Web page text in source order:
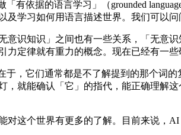
依据的语言学习」（grounded
及学习如何用语言描述世界。我们可以
识知识」之间也有一些关系，「无意识
力定律就有重力的概念。现在已经有一
，它们通常都是不了解提到的那个词的
，就能确认「它」的指代，能正确理解
这个世界有更多的了解。目前来说，AI